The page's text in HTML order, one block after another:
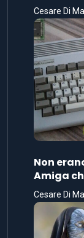
Cesare Di
Non
Amiga
Cesare Di